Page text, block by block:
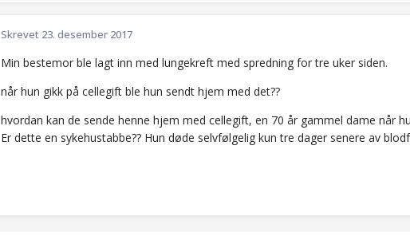
Skrevet 23. desember 2017
Min bestemor ble lagt inn med lungekreft med spredning for tre uker siden.
når hun gikk på cellegift ble hun sendt hjem med det??
hvordan kan de sende henne hjem med cellegift, en 70 år gammel dame når
Er dette en sykehustabbe?? Hun døde selvfølgelig kun tre dager senere av